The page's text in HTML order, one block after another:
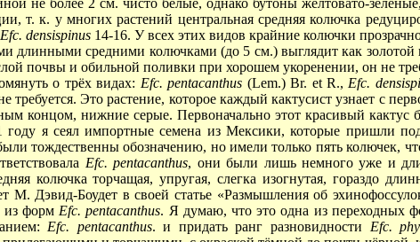
не более 2 см. чисто белые, однако бутоны желтовато-
т. к. у многих растений центральная средняя колючка
Efc. densispinus 14-16. У всех этих видов крайние колючки
длинными средними колючками (до 5 см.) выглядит как
почвы и обильной поливки при хорошем укоренении, он не
о трëх видах: Еfc. pentacanthus (Lem.)Br. et R.,Efc.
требуется. Это растение, которое каждый кактусист узнает с
концом, нижние серые. Первоначально этот красивый кактус
году я сеял импортные семена из Мексики, которые пришли
тождественны обозначению, но имели только пять колючек,
Еfc. pentacanthus, они были лишь немного уже и
колючка торчащая, упругая, слегка изогнутая, гораздо
М. Дэвид-Боудет в своей статье «Размышления об
из формЕfc. pentacanthus. Я думаю, что это одна из переходных
Еfc. pentacanthus. и придать ранг разновидности Еfc.